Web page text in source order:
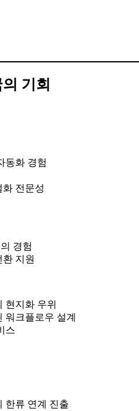
기회
동화 경험
전문성
경험
지원
현지화 우위
워크플로우 설계
스
한류 연계 진출